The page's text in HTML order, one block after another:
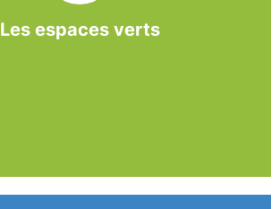
Les espaces verts